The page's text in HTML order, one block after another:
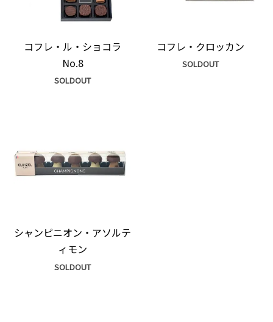
コフレ・ル・ショコラ
No.8
SOLDOUT
コフレ・クロッカン
SOLDOUT
シャンピニオン・アソルテ
ィモン
SOLDOUT